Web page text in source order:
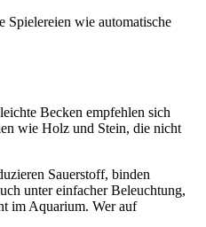
Spielereien wie automatische
Becken empfehlen sich
wie Holz und Stein, die nicht
Sauerstoff, binden
unter einfacher Beleuchtung,
im Aquarium. Wer auf